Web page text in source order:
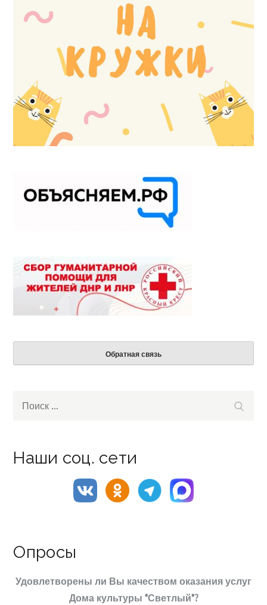
Обратная связь
Search
Наши соц. сети
Опросы
Удовлетворены ли Вы качеством оказания услуг
Дома культуры "Светлый"?